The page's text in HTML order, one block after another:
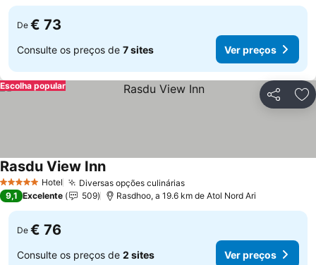
De € 73
Consulte os preços de 7 sites Ver preços
Partilhar
Escolha popular
5 Estrelas Hotel Diversas opções culináriasVer preços
Rasdu View InnVer preços
9,1 Excelente 509 Rasdhoo, a 19.6 km de Atol Nord Ari
De € 76
Consulte os preços de 2 sites Ver preços